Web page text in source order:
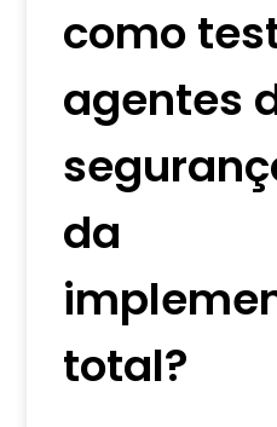
como
agentes
da
total?